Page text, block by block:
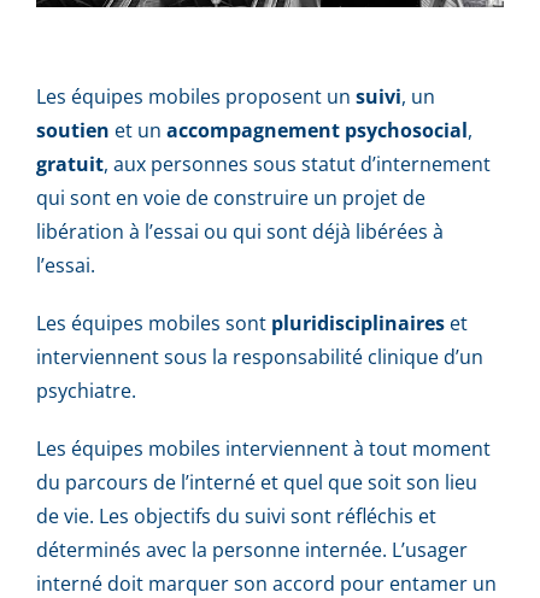
Les équipes mobiles proposent un suivi, un
soutien et un accompagnement psychosocial,
gratuit, aux personnes sous statut d’internement
qui sont en voie de construire un projet de
libération à l’essai ou qui sont déjà libérées à
l’essai.
Les équipes mobiles sont pluridisciplinaireset
interviennent sous la responsabilité clinique d’un
psychiatre.
Les équipes mobiles interviennent à tout moment
du parcours de l’interné et quel que soit son lieu
de vie. Les objectifs du suivi sont réfléchis et
déterminés avec la personne internée. L’usager
interné doit marquer son accord pour entamer un